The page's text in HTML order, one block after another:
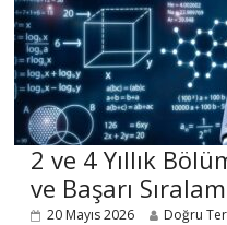
2 ve 4 Yıllık
ve Başarı
20 Mayıs 2026 Doğru